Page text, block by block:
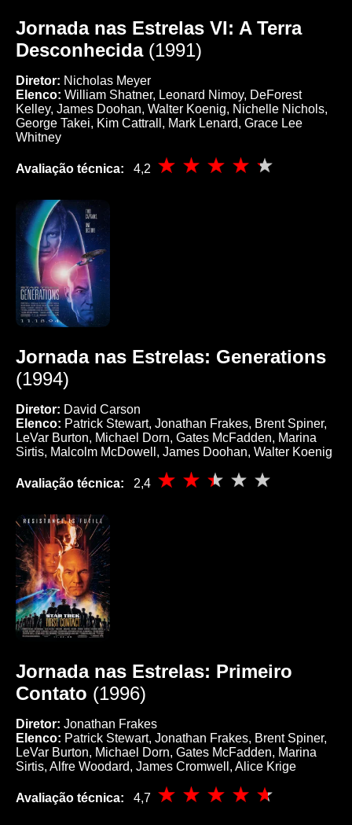
Jornada nas Estrelas VI: A Terra
Desconhecida(1991)
Diretor: Nicholas Meyer
Elenco: William Shatner, Leonard Nimoy, DeForest
Kelley, James Doohan, Walter Koenig, Nichelle Nichols,
George Takei, Kim Cattrall, Mark Lenard, Grace Lee
Whitney
Avaliação técnica: 4,2
Jornada nas Estrelas: Generations
(1994)
Diretor: David Carson
Elenco: Patrick Stewart, Jonathan Frakes, Brent Spiner,
LeVar Burton, Michael Dorn, Gates McFadden, Marina
Sirtis, Malcolm McDowell, James Doohan, Walter Koenig
Avaliação técnica: 2,4
Jornada nas Estrelas: Primeiro
Contato (1996)
Diretor: Jonathan Frakes
Elenco: Patrick Stewart, Jonathan Frakes, Brent Spiner,
LeVar Burton, Michael Dorn, Gates McFadden, Marina
Sirtis, Alfre Woodard, James Cromwell, Alice Krige
Avaliação técnica: 4,7